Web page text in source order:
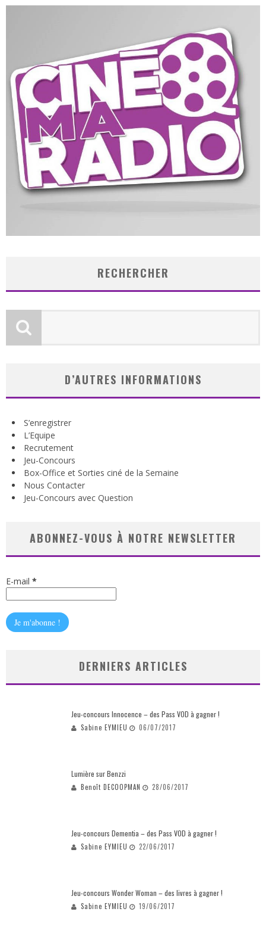
RECHERCHER
D’AUTRES INFORMATIONS
S’enregistrer
L’Equipe
Recrutement
Jeu-Concours
Box-Office et Sorties ciné de la Semaine
Nous Contacter
Jeu-Concours avec Question
ABONNEZ-VOUS À NOTRE NEWSLETTER
E-mail *
DERNIERS ARTICLES
Jeu-concours Innocence – des Pass VOD à gagner !
Sabine EYMIEU 06/07/2017
Lumière sur Benzzi
Benoît DECOOPMAN 28/06/2017
Jeu-concours Dementia – des Pass VOD à gagner !
Sabine EYMIEU 22/06/2017
Jeu-concours Wonder Woman – des livres à gagner !
Sabine EYMIEU 19/06/2017